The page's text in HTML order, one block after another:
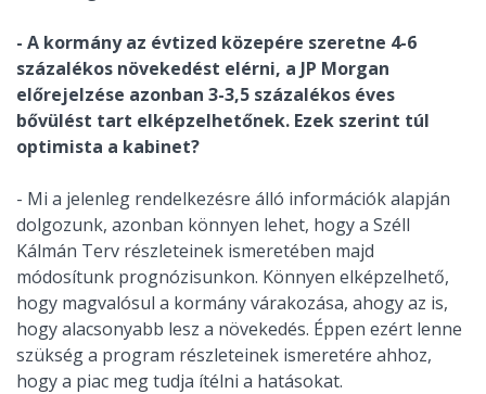
- A kormány az évtized közepére szeretne 4-6
százalékos növekedést elérni, a JP Morgan
előrejelzése azonban 3-3,5 százalékos éves
bővülést tart elképzelhetőnek. Ezek szerint túl
optimista a kabinet?
- Mi a jelenleg rendelkezésre álló információk alapján
dolgozunk, azonban könnyen lehet, hogy a Széll
Kálmán Terv részleteinek ismeretében majd
módosítunk prognózisunkon. Könnyen elképzelhető,
hogy magvalósul a kormány várakozása, ahogy az is,
hogy alacsonyabb lesz a növekedés. Éppen ezért lenne
szükség a program részleteinek ismeretére ahhoz,
hogy a piac meg tudja ítélni a hatásokat.